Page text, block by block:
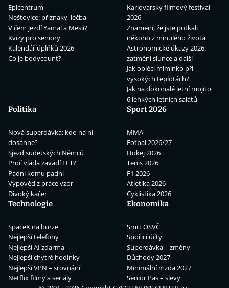
Epicentrum
Neštovice: příznaky, léčba
V čem jezdí Yamal a Mesii?
Kvízy pro seniory
Kalendář úplňků 2026
Co je bodycount?
Karlovarský filmový festival
2026
Znamení, že jste potkali
někoho z minulého života
Astronomické úkazy 2026:
zatmění slunce a další
Jak obléci miminko při
vysokých teplotách?
Jak na dokonalé letní mojito
6 lehkých letních salátů
Politika
Nová superdávka: kdo na ní
dosáhne?
Sjezd sudetských Němců
Proč vláda zavádí EET?
Padni komu padni
Výpověď z práce vzor
Divoký kačer
Sport 2026
MMA
Fotbal 2026/27
Hokej 2026
Tenis 2026
F1 2026
Atletika 2026
Cyklistika 2026
Technologie
SpaceX na burze
Nejlepší telefony
Nejlepší AI zdarma
Nejlepší chytré hodinky
Nejlepší VPN – srovnání
Netflix filmy a seriály
Ekonomika
Smrt OSVČ
Spořicí účty
Superdávka – změny
Důchody 2027
Minimální mzda 2027
Senior Pas – slevy